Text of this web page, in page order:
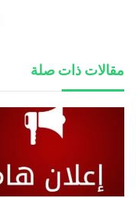
مقالات ذات صلة